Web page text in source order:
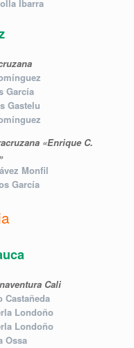
Ibarra
García
Gastelu
«Enrique C.
Monfil
García
Cali
Castañeda
Londoño
Londoño
Ossa